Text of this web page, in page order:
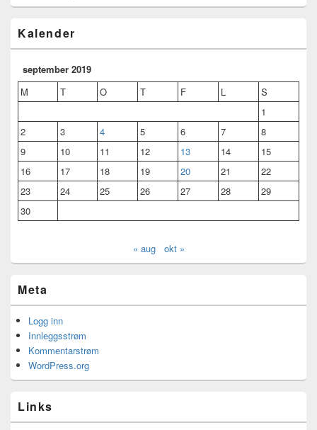
Kalender
september 2019
M
T O T F L
S
1
2
3 4 5 6 7
8
9
10 11 12 13 14
15
16
17 18 19 20 21
22
23
24 25 26 27 28
29
30
« aug okt »
Meta
Logg inn
Innleggsstrøm
Kommentarstrøm
WordPress.org
Links